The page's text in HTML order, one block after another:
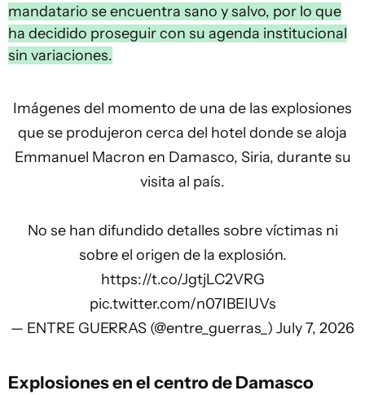
mandatario se encuentra sano y salvo, por lo que
ha decidido proseguir con su agenda institucional
sin variaciones.
Imágenes del momento de una de las explosiones
que se produjeron cerca del hotel donde se aloja
Emmanuel Macron en Damasco, Siria, durante su
visita al país.
No se han difundido detalles sobre víctimas ni
sobre el origen de la explosión.
https://t.co/JgtjLC2VRG
pic.twitter.com/n07IBEIUVs
— ENTRE GUERRAS (@entre_guerras_) July 7, 2026
Explosiones en el centro de Damasco